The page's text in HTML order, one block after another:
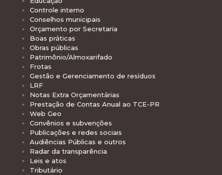
Controle interno
Conselhos municipais
Orçamento por Secretaria
Boas práticas
Obras públicas
Patrimônio/Almoxarifado
Frotas
Gestão e Gerenciamento de resíduos
LRF
Notas Extra Orçamentárias
Prestação de Contas Anual ao TCE-PR
Web Geo
Convênios e subvenções
Publicações e redes sociais
Audiências Públicas e outros
Radar da transparência
Leis e atos
Tributário